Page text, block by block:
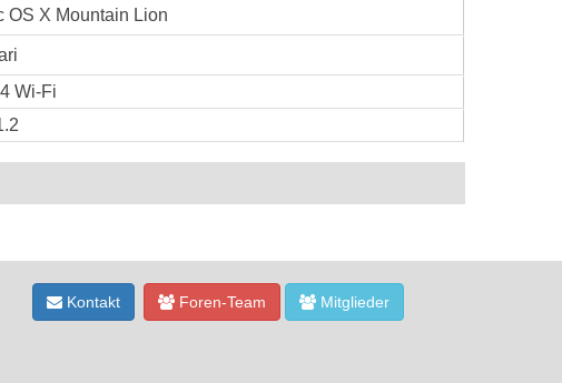
OS X Mountain Lion
Wi-Fi
Kontakt Foren-Team Mitglieder